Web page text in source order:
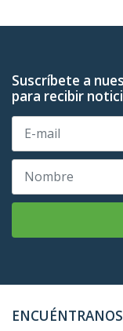
Suscríbete a
para recibir
ENCUÉNTRANOS